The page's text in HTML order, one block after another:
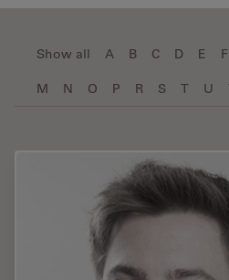
Show all A B C D E F
M N O P R S T U